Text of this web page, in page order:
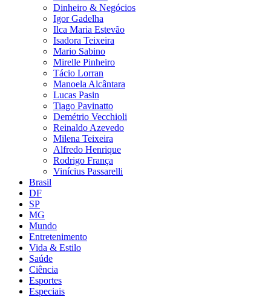
Dinheiro & Negócios
Igor Gadelha
Ilca Maria Estevão
Isadora Teixeira
Mario Sabino
Mirelle Pinheiro
Tácio Lorran
Manoela Alcântara
Lucas Pasin
Tiago Pavinatto
Demétrio Vecchioli
Reinaldo Azevedo
Milena Teixeira
Alfredo Henrique
Rodrigo França
Vinícius Passarelli
Brasil
DF
SP
MG
Mundo
Entretenimento
Vida & Estilo
Saúde
Ciência
Esportes
Especiais